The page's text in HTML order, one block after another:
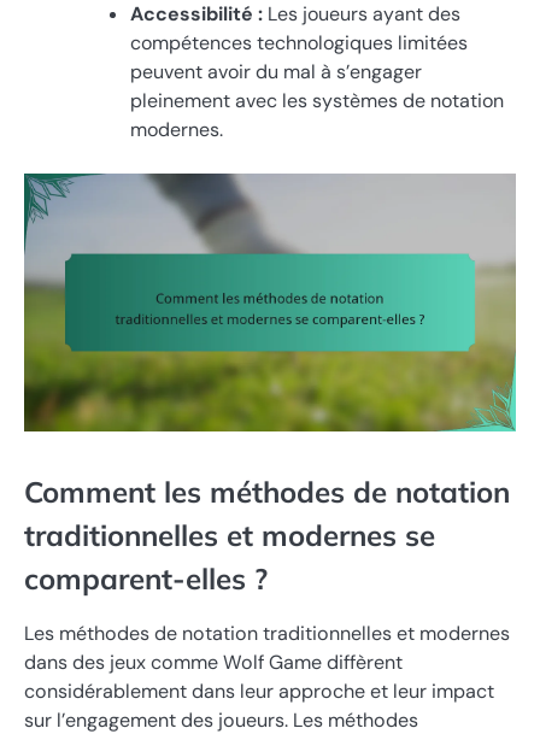
Accessibilité : Les joueurs ayant des
compétences technologiques limitées
peuvent avoir du mal à s’engager
pleinement avec les systèmes de notation
modernes.
Comment les méthodes de notation
traditionnelles et modernes se
comparent-elles ?
Les méthodes de notation traditionnelles et modernes
dans des jeux comme Wolf Game diffèrent
considérablement dans leur approche et leur impact
sur l’engagement des joueurs. Les méthodes